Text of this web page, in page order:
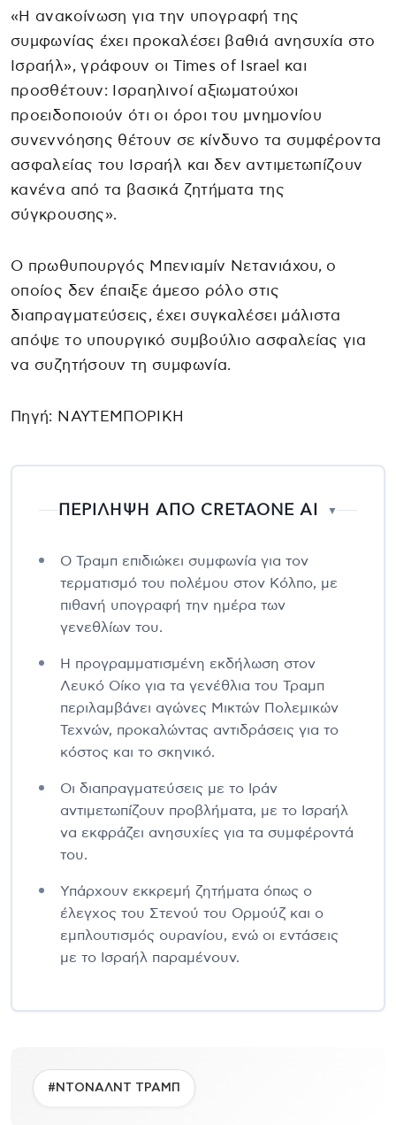
«Η ανακοίνωση για την υπογραφή της
συμφωνίας έχει προκαλέσει βαθιά ανησυχία στο
Ισραήλ», γράφουν οι Times of Israel και
προσθέτουν: Ισραηλινοί αξιωματούχοι
προειδοποιούν ότι οι όροι του μνημονίου
συνεννόησης θέτουν σε κίνδυνο τα συμφέροντα
ασφαλείας του Ισραήλ και δεν αντιμετωπίζουν
κανένα από τα βασικά ζητήματα της
σύγκρουσης».
Ο πρωθυπουργός Μπενιαμίν Νετανιάχου, ο
οποίος δεν έπαιξε άμεσο ρόλο στις
διαπραγματεύσεις, έχει συγκαλέσει μάλιστα
απόψε το υπουργικό συμβούλιο ασφαλείας για
να συζητήσουν τη συμφωνία.
Πηγή: ΝΑΥΤΕΜΠΟΡΙΚΗ
ΠΕΡΙΛΗΨΗ ΑΠΟ CRETAONE AI ▼
Ο Τραμπ επιδιώκει συμφωνία για τον
τερματισμό του πολέμου στον Κόλπο, με
πιθανή υπογραφή την ημέρα των
γενεθλίων του.
Η προγραμματισμένη εκδήλωση στον
Λευκό Οίκο για τα γενέθλια του Τραμπ
περιλαμβάνει αγώνες Μικτών Πολεμικών
Τεχνών, προκαλώντας αντιδράσεις για το
κόστος και το σκηνικό.
Οι διαπραγματεύσεις με το Ιράν
αντιμετωπίζουν προβλήματα, με το Ισραήλ
να εκφράζει ανησυχίες για τα συμφέροντά
του.
Υπάρχουν εκκρεμή ζητήματα όπως ο
έλεγχος του Στενού του Ορμούζ και ο
εμπλουτισμός ουρανίου, ενώ οι εντάσεις
με το Ισραήλ παραμένουν.
#ΝΤΟΝΑΛΝΤ ΤΡΑΜΠ